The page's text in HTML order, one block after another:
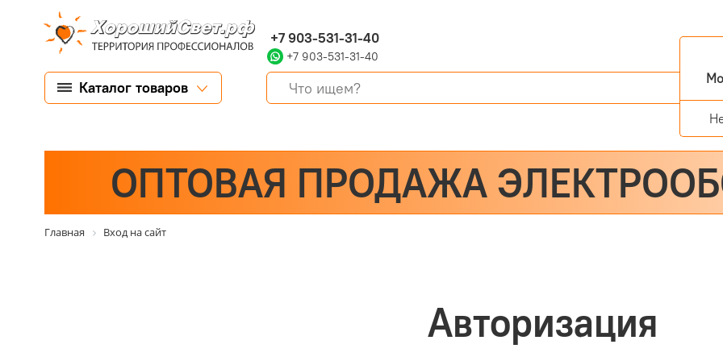
+7 903-531-31-40
+7 903-531-31-40
Каталог товаров
ОПТОВАЯ ПРОДАЖА
Главная Вход на сайт
Авторизация